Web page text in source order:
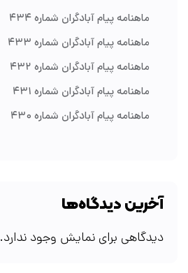
ماهنامه پیام آبادگران شماره ۴۳۴
ماهنامه پیام آبادگران شماره ۴۳۳
ماهنامه پیام آبادگران شماره ۴۳۲
ماهنامه پیام آبادگران شماره ۴۳۱
ماهنامه پیام آبادگران شماره ۴۳۰
آخرین دیدگاه‌ها
دیدگاهی برای نمایش وجود ندارد.